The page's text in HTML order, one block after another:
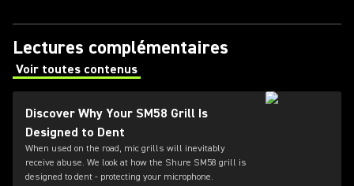
Lectures complémentaires
Voir toutes contenus
(Opens in a new tab)
Discover Why Your SM58 Grill Is
Designed to Dent
When used on the road, mic grills will inevitably
receive abuse. We look at how the Shure SM58 grill is
designed to dent - protecting your microphone.